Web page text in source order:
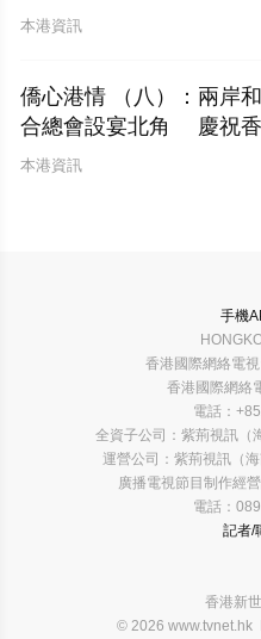
圓滿舉行
本港資訊
僑心港情 （八）：兩岸和平發展聯
合總會設宴北角 慶祝香港回歸二
十九周年暨林廣兆首席會
本港資訊
手機
香港國際網絡電
香港國際網絡
電話：
全資子公司：紫荊視訊（
運營公司：紫荊視訊（
廣播電視節目制作經
電話：
記者/
香港新
© 2026 www.tvnet.hk